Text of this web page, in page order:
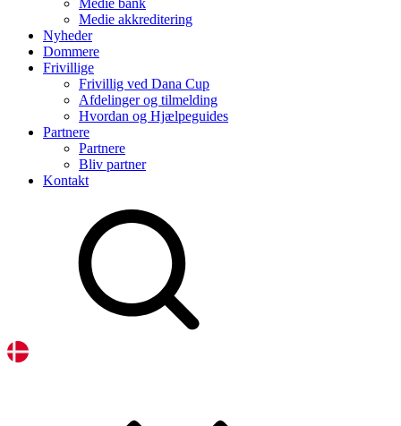
Medie bank
Medie akkreditering
Nyheder
Dommere
Frivillige
Frivillig ved Dana Cup
Afdelinger og tilmelding
Hvordan og Hjælpeguides
Partnere
Partnere
Bliv partner
Kontakt